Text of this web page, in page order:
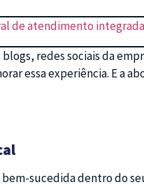
de atendimento
redes sociais da
essa experiência. E a
sucedida dentro do